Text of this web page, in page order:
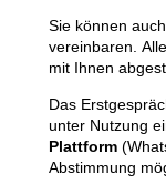
Sie können
vereinbaren.
mit Ihnen
Das
unter Nutzung
Plattform
Abstimmung